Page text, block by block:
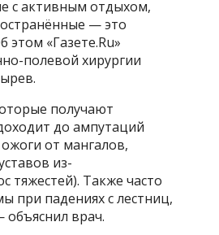
с активным отдыхом,
— это
«Газете.Ru»
полевой хирургии
получают
до ампутаций
от мангалов,
из-
тяжестей). Также часто
при падениях с лестниц,
врач.